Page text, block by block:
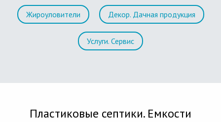
Жироуловители Декор. Дачная продукция
Услуги. Сервис
Пластиковые септики. Емкости